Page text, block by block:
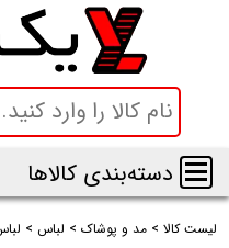
دسته‌بندی کالاها
لیست کالا >مد و پوشاک > لباس >